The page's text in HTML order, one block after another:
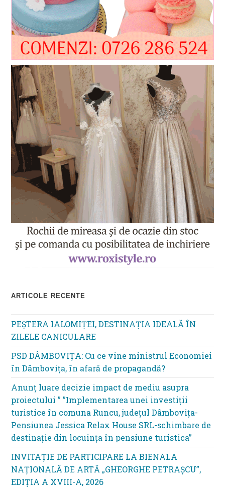
ARTICOLE RECENTE
PEȘTERA IALOMIȚEI, DESTINAȚIA IDEALĂ ÎN
ZILELE CANICULARE
PSD DÂMBOVIȚA: Cu ce vine ministrul Economiei
în Dâmbovița, în afară de propagandă?
Anunț luare decizie impact de mediu asupra
proiectului ” ”Implementarea unei investiții
turistice în comuna Runcu, județul Dâmbovița-
Pensiunea Jessica Relax House SRL-schimbare de
destinație din locuința în pensiune turistica”
INVITAȚIE DE PARTICIPARE LA BIENALA
NAȚIONALĂ DE ARTĂ „GHEORGHE PETRAȘCU”,
EDIŢIA A XVIII-A, 2026